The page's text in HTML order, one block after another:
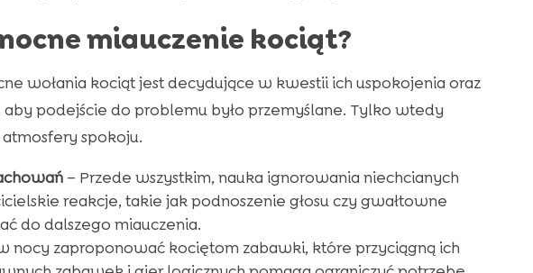
miauczenie kociąt?
wołania kociąt jest decydujące w kwestii ich uspokojenia oraz
podejście do problemu było przemyślane. Tylko wtedy
spokoju.
– Przede wszystkim, nauka ignorowania niechcianych
reakcje, takie jak podnoszenie głosu czy gwałtowne
do dalszego miauczenia.
nocy zaproponować kociętom zabawki, które przyciągną ich